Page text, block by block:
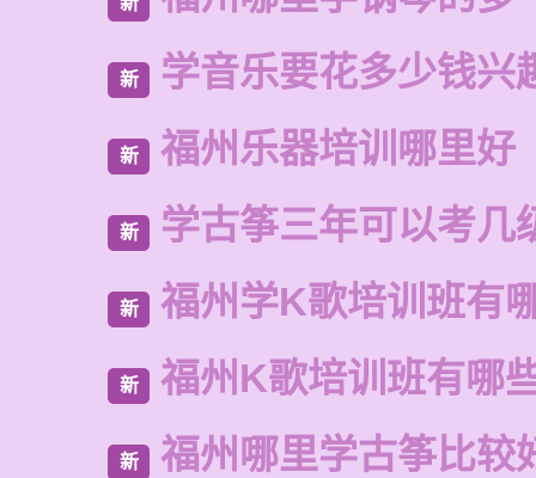
新 学音乐要花多少钱兴
新 福州乐器培训哪里好
新 学古筝三年可以考几
新 福州学K歌培训班有
新 福州K歌培训班有哪
新 福州哪里学古筝比较